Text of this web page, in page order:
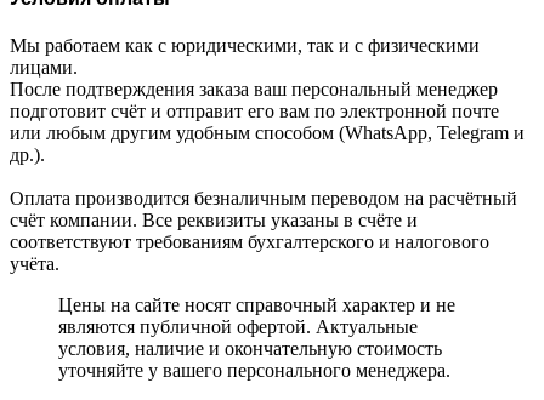
Мы работаем как с юридическими, так и с физическими
лицами.
После подтверждения заказа ваш персональный менеджер
подготовит счёт и отправит его вам по электронной почте
или любым другим удобным способом (WhatsApp, Telegram и
др.).
Оплата производится безналичным переводом на расчётный
счёт компании. Все реквизиты указаны в счёте и
соответствуют требованиям бухгалтерского и налогового
учёта.
Цены на сайте носят справочный характер и не
являются публичной офертой. Актуальные
условия, наличие и окончательную стоимость
уточняйте у вашего персонального менеджера.